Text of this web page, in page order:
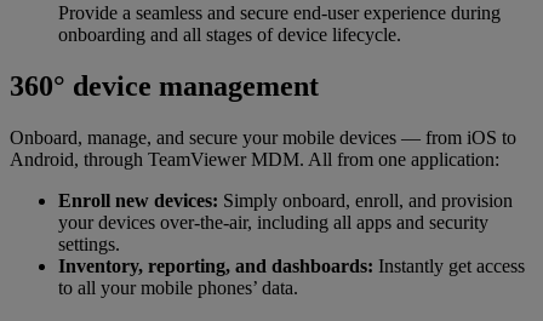
Provide a seamless and secure end-user experience during
onboarding and all stages of device lifecycle.
360° device management
Onboard, manage, and secure your mobile devices — from iOS to
Android, through TeamViewer MDM. All from one application:
Enroll new devices: Simply onboard, enroll, and provision
your devices over-the-air, including all apps and security
settings.
Inventory, reporting, and dashboards: Instantly get access
to all your mobile phones’ data.